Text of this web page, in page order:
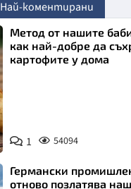
Най-коментирани
Метод от нашите
как най-добре да
картофите у дома
1 54094
Германски
отново позлатява